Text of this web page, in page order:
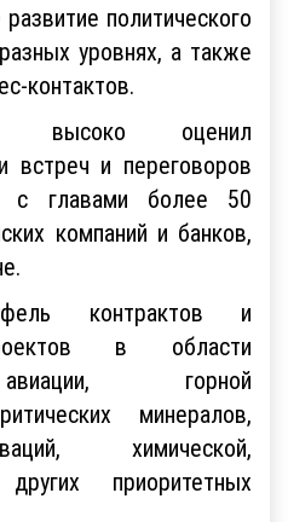
политического
уровнях, а также
контактов.
высоко оценил
встреч и переговоров
с главами более 50
компаний и банков,
контрактов и
в области
горной
минералов,
химической,
приоритетных